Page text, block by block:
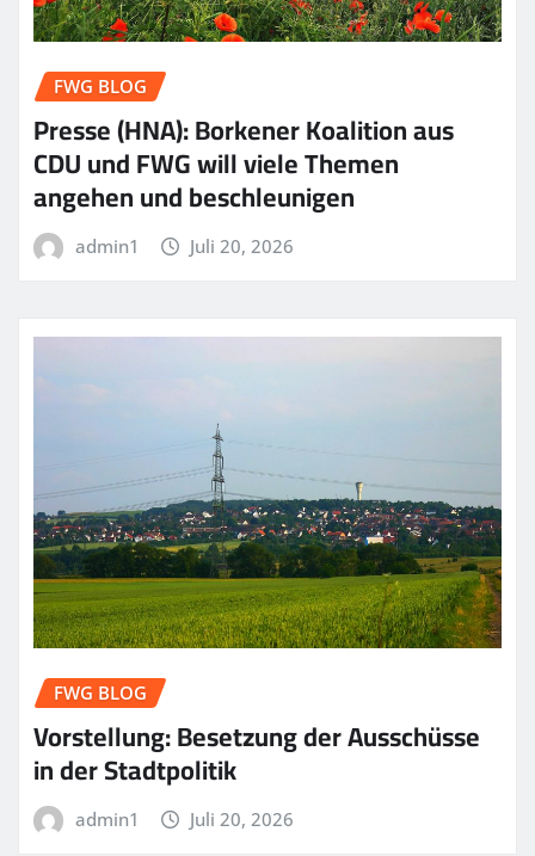
FWG BLOG
Presse (HNA): Borkener Koalition aus
CDU und FWG will viele Themen
angehen und beschleunigen
admin1 Juli 20, 2026
FWG BLOG
Vorstellung: Besetzung der Ausschüsse
in der Stadtpolitik
admin1 Juli 20, 2026